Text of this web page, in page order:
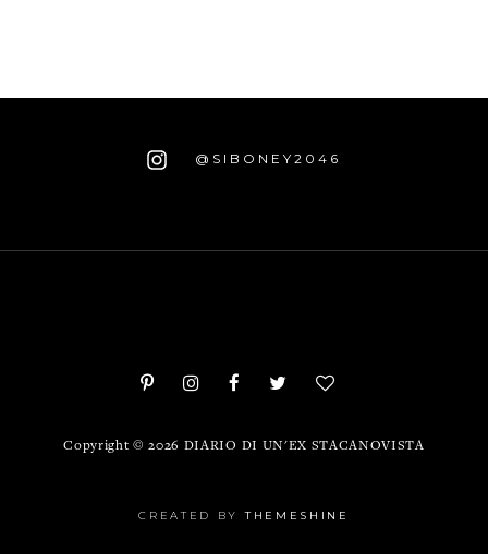
@SIBONEY2046
Copyright ©2026 DIARIO DI UN'EX STACANOVISTA
CREATED BYTHEMESHINE